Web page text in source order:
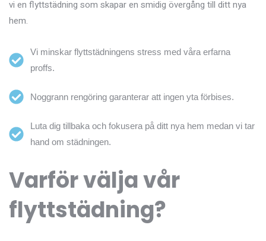
vi en flyttstädning som skapar en smidig övergång till ditt nya
hem.
Vi minskar flyttstädningens stress med våra erfarna
proffs.
Noggrann rengöring garanterar att ingen yta förbises.
Luta dig tillbaka och fokusera på ditt nya hem medan vi tar
hand om städningen.
Varför välja vår
flyttstädning?